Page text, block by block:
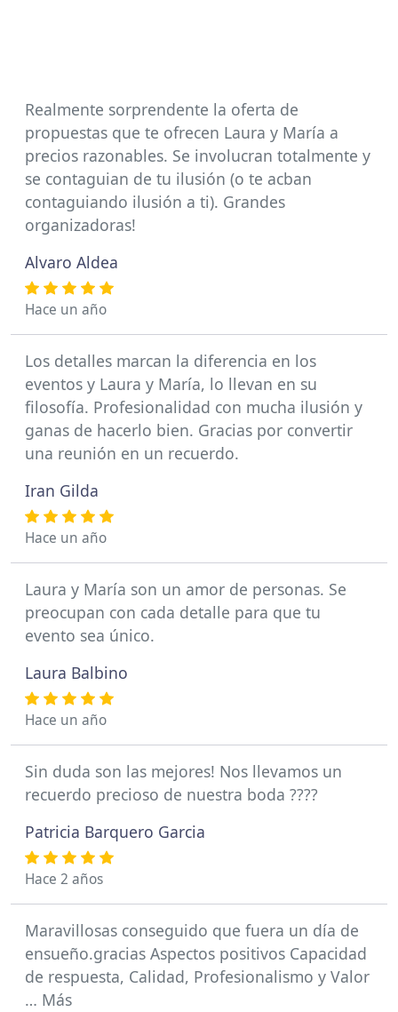
Realmente sorprendente la oferta de
propuestas que te ofrecen Laura y María a
precios razonables. Se involucran totalmente y
se contaguian de tu ilusión (o te acban
contaguiando ilusión a ti). Grandes
organizadoras!
Alvaro Aldea
Hace un año
Los detalles marcan la diferencia en los
eventos y Laura y María, lo llevan en su
filosofía. Profesionalidad con mucha ilusión y
ganas de hacerlo bien. Gracias por convertir
una reunión en un recuerdo.
Iran Gilda
Hace un año
Laura y María son un amor de personas. Se
preocupan con cada detalle para que tu
evento sea único.
Laura Balbino
Hace un año
Sin duda son las mejores! Nos llevamos un
recuerdo precioso de nuestra boda ????
Patricia Barquero Garcia
Hace 2 años
Maravillosas conseguido que fuera un día de
ensueño.gracias Aspectos positivos Capacidad
de respuesta, Calidad, Profesionalismo y Valor
… Más